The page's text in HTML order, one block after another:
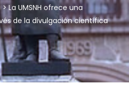
>La UMSNH ofrece una
de la divulgación científica